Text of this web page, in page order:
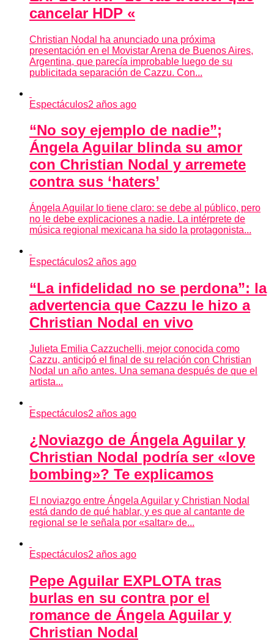
cancelar HDP «
Christian Nodal ha anunciado una próxima
presentación en el Movistar Arena de Buenos Aires,
Argentina, que parecía improbable luego de su
publicitada separación de Cazzu. Con...
Espectáculos2 años ago
“No soy ejemplo de nadie”;
Ángela Aguilar blinda su amor
con Christian Nodal y arremete
contra sus ‘haters’
Ángela Aguilar lo tiene claro: se debe al público, pero
no le debe explicaciones a nadie. La intérprete de
música regional mexicana ha sido la protagonista...
Espectáculos2 años ago
“La infidelidad no se perdona”: la
advertencia que Cazzu le hizo a
Christian Nodal en vivo
Julieta Emilia Cazzuchelli, mejor conocida como
Cazzu, anticipó el final de su relación con Christian
Nodal un año antes. Una semana después de que el
artista...
Espectáculos2 años ago
¿Noviazgo de Ángela Aguilar y
Christian Nodal podría ser «love
bombing»? Te explicamos
El noviazgo entre Ángela Aguilar y Christian Nodal
está dando de qué hablar, y es que al cantante de
regional se le señala por «saltar» de...
Espectáculos2 años ago
Pepe Aguilar EXPLOTA tras
burlas en su contra por el
romance de Ángela Aguilar y
Christian Nodal